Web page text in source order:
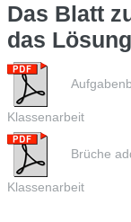
Das Blatt
das
Klassenarbeit
Brüche
Klassenarbeit